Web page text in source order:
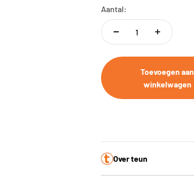
Aantal:
Toevoegen aan
winkelwagen
Over teun